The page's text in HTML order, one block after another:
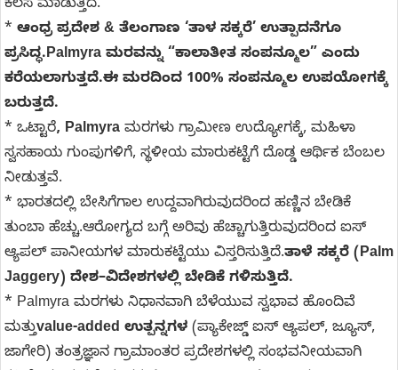
ಕೆಲಸ ಮಾಡುತ್ತಿದೆ.
* ಆಂಧ್ರ ಪ್ರದೇಶ & ತೆಲಂಗಾಣ ‘ತಾಳ ಸಕ್ಕರೆ’ ಉತ್ಪಾದನೆಗೂ
ಪ್ರಸಿದ್ಧ.Palmyra ಮರವನ್ನು “ಕಾಲಾತೀತ ಸಂಪನ್ಮೂಲ” ಎಂದು
ಕರೆಯಲಾಗುತ್ತದೆ.ಈ ಮರದಿಂದ 100% ಸಂಪನ್ಮೂಲ ಉಪಯೋಗಕ್ಕೆ
ಬರುತ್ತದೆ.
* ಒಟ್ಟಾರೆ, Palmyra ಮರಗಳು ಗ್ರಾಮೀಣ ಉದ್ಯೋಗಕ್ಕೆ, ಮಹಿಳಾ
ಸ್ವಸಹಾಯ ಗುಂಪುಗಳಿಗೆ, ಸ್ಥಳೀಯ ಮಾರುಕಟ್ಟೆಗೆ ದೊಡ್ಡ ಆರ್ಥಿಕ ಬೆಂಬಲ
ನೀಡುತ್ತವೆ.
* ಭಾರತದಲ್ಲಿ ಬೇಸಿಗೆಗಾಲ ಉದ್ದವಾಗಿರುವುದರಿಂದ ಹಣ್ಣಿನ ಬೇಡಿಕೆ
ತುಂಬಾ ಹೆಚ್ಚು.ಆರೋಗ್ಯದ ಬಗ್ಗೆ ಅರಿವು ಹೆಚ್ಚಾಗುತ್ತಿರುವುದರಿಂದ ಐಸ್
ಆ್ಯಪಲ್ ಪಾನೀಯಗಳ ಮಾರುಕಟ್ಟೆಯು ವಿಸ್ತರಿಸುತ್ತಿದೆ.ತಾಳೆ ಸಕ್ಕರೆ (Palm
Jaggery) ದೇಶ–ವಿದೇಶಗಳಲ್ಲಿ ಬೇಡಿಕೆ ಗಳಿಸುತ್ತಿದೆ.
* Palmyra ಮರಗಳು ನಿಧಾನವಾಗಿ ಬೆಳೆಯುವ ಸ್ವಭಾವ ಹೊಂದಿವೆ
ಮತ್ತುvalue-added ಉತ್ಪನ್ನಗಳ (ಪ್ಯಾಕೇಜ್ಡ್ ಐಸ್ ಆ್ಯಪಲ್, ಜ್ಯೂಸ್,
ಜಾಗೇರಿ) ತಂತ್ರಜ್ಞಾನ ಗ್ರಾಮಾಂತರ ಪ್ರದೇಶಗಳಲ್ಲಿ ಸಂಭವನೀಯವಾಗಿ